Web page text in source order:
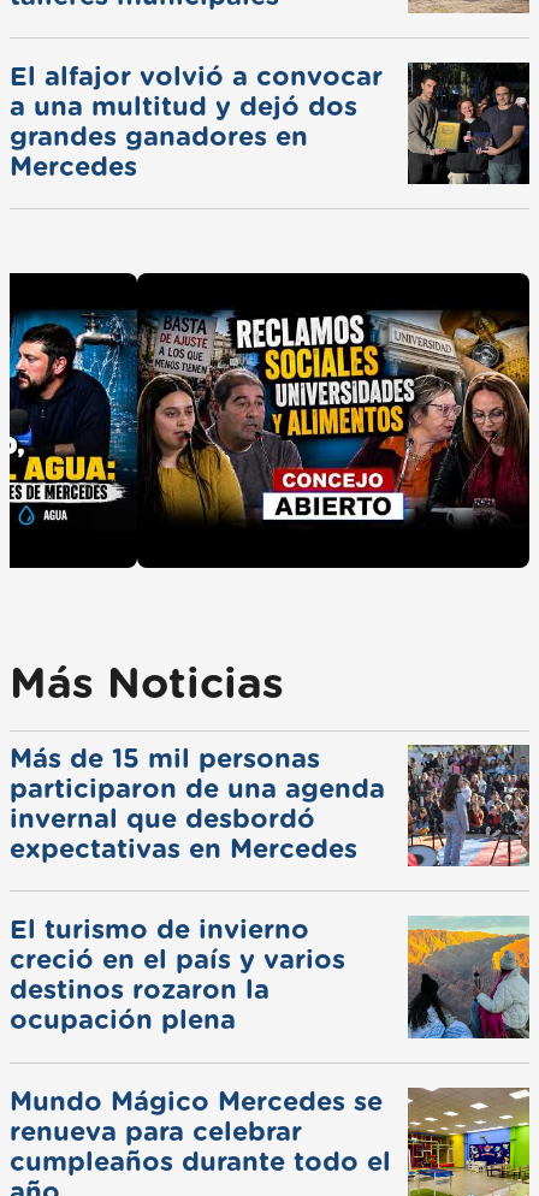
El alfajor volvió a convocar
a una multitud y dejó dos
grandes ganadores en
Mercedes
Más Noticias
Más de 15 mil personas
participaron de una agenda
invernal que desbordó
expectativas en Mercedes
El turismo de invierno
creció en el país y varios
destinos rozaron la
ocupación plena
Mundo Mágico Mercedes se
renueva para celebrar
cumpleaños durante todo el